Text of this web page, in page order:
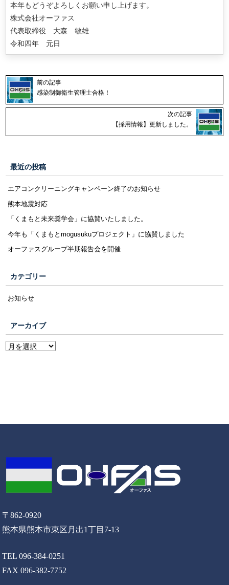
本年もどうぞよろしくお願い申し上げます。
株式会社オーファス
代表取締役 大森 敏雄
令和四年 元日
前の記事
感染制御衛生管理士合格！
次の記事
【採用情報】更新しました。
最近の投稿
エアコンクリーニングキャンペーン終了のお知らせ
熊本地震対応
「くまもと未来奨学会」に協賛いたしました。
今年も「くまもとmogusukuプロジェクト」に協賛しました
オーファスグループ半期報告会を開催
カテゴリー
お知らせ
アーカイブ
〒862-0920
熊本県熊本市東区月出1丁目7-13
TEL 096-384-0251
FAX 096-382-7752